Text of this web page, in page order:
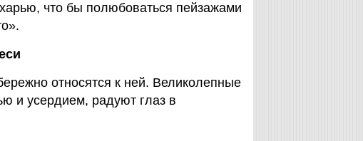
что бы полюбоваться пейзажами
относятся к ней. Великолепные
и усердием, радуют глаз в